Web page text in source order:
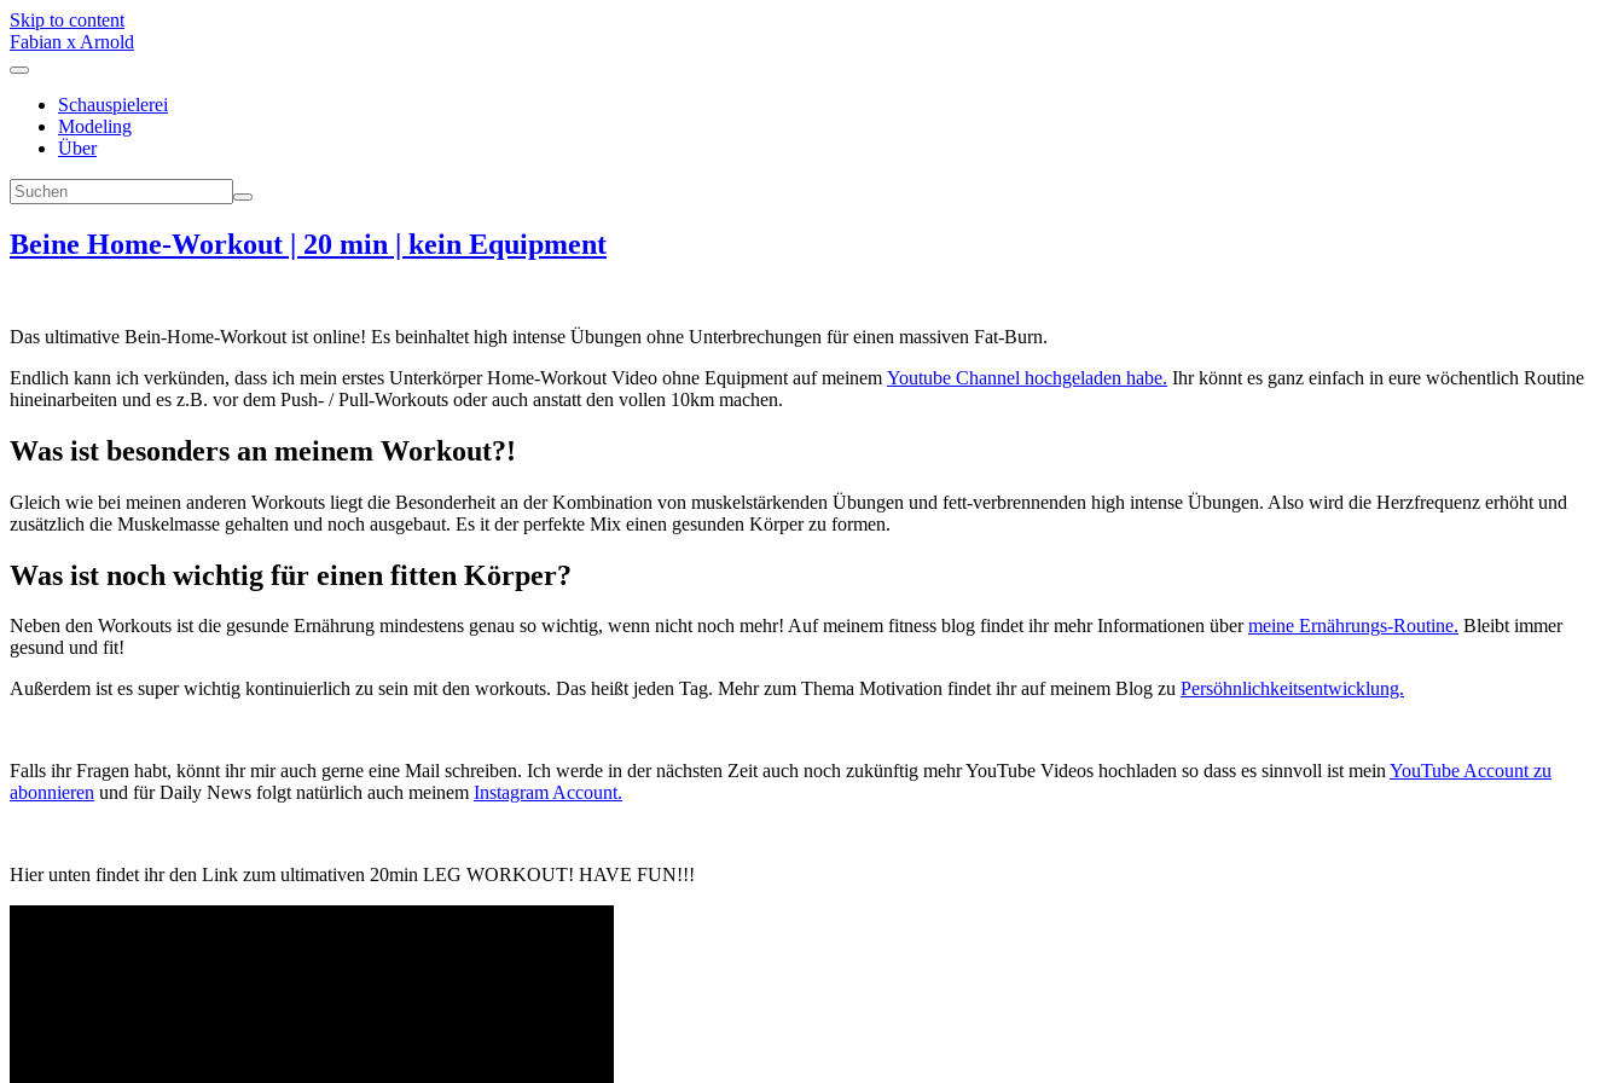
Skip to content
Fabian x Arnold
Schauspielerei
Modeling
Über
Beine Home-Workout | 20 min | kein Equipment
Das ultimative Bein-Home-Workout ist online! Es beinhaltet high intense Übungen ohne Unterbrechungen für einen massiven Fat-Burn.
Endlich kann ich verkünden, dass ich mein erstes Unterkörper Home-Workout Video ohne Equipment auf meinem Youtube Channel hochgeladen habe. Ihr könnt es ganz einfach in eure wöchentlich Routine
hineinarbeiten und es z.B. vor dem Push- / Pull-Workouts oder auch anstatt den vollen 10km machen.
Was ist besonders an meinem Workout?!
Gleich wie bei meinen anderen Workouts liegt die Besonderheit an der Kombination von muskelstärkenden Übungen und fett-verbrennenden high intense Übungen. Also wird die Herzfrequenz erhöht und
zusätzlich die Muskelmasse gehalten und noch ausgebaut. Es it der perfekte Mix einen gesunden Körper zu formen.
Was ist noch wichtig für einen fitten Körper?
Neben den Workouts ist die gesunde Ernährung mindestens genau so wichtig, wenn nicht noch mehr! Auf meinem fitness blog findet ihr mehr Informationen übermeine Ernährungs-Routine. Bleibt immer
gesund und fit!
Außerdem ist es super wichtig kontinuierlich zu sein mit den workouts. Das heißt jeden Tag. Mehr zum Thema Motivation findet ihr auf meinem Blog zu Persöhnlichkeitsentwicklung.
Falls ihr Fragen habt, könnt ihr mir auch gerne eine Mail schreiben. Ich werde in der nächsten Zeit auch noch zukünftig mehr YouTube Videos hochladen so dass es sinnvoll ist meinYouTube Account zu
abonnieren und für Daily News folgt natürlich auch meinem Instagram Account.
Hier unten findet ihr den Link zum ultimativen 20min LEG WORKOUT! HAVE FUN!!!